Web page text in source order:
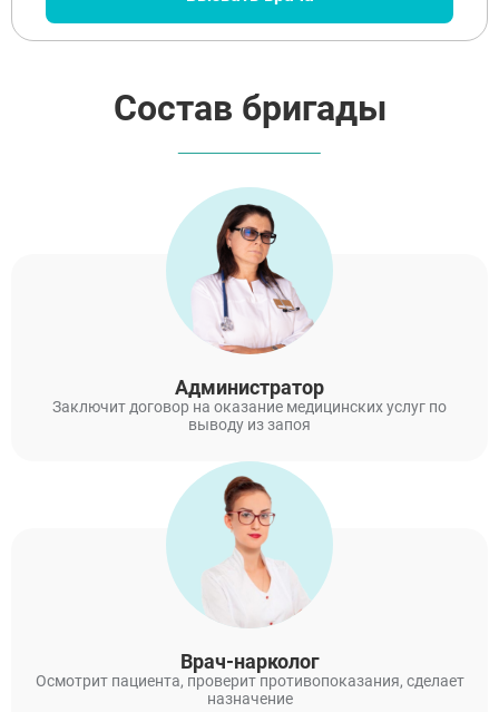
Состав бригады
Администратор
Заключит договор на оказание медицинских услуг по
выводу из запоя
Врач-нарколог
Осмотрит пациента, проверит противопоказания, сделает
назначение